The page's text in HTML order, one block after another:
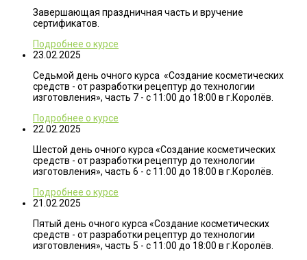
Завершающая праздничная часть и вручение
сертификатов.
Подробнее о курсе
23.02.2025
Седьмой день очного курса «Создание косметических
средств - от разработки рецептур до технологии
изготовления», часть 7 - с 11:00 до 18:00 в г.Королёв.
Подробнее о курсе
22.02.2025
Шестой день очного курса «Создание косметических
средств - от разработки рецептур до технологии
изготовления», часть 6 - с 11:00 до 18:00 в г.Королёв.
Подробнее о курсе
21.02.2025
Пятый день очного курса «Создание косметических
средств - от разработки рецептур до технологии
изготовления», часть 5 - с 11:00 до 18:00 в г.Королёв.